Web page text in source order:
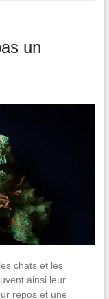
un
chats et les
ainsi leur
repos et une